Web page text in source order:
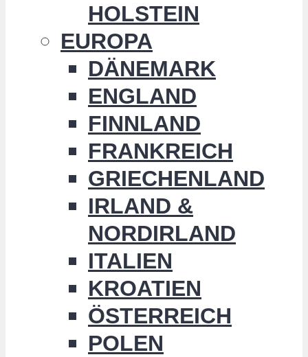
HOLSTEIN
EUROPA
DÄNEMARK
ENGLAND
FINNLAND
FRANKREICH
GRIECHENLAND
IRLAND &
NORDIRLAND
ITALIEN
KROATIEN
ÖSTERREICH
POLEN